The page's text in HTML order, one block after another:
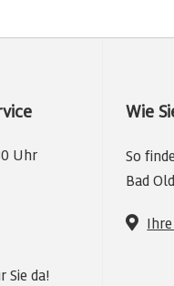
Uhr
Sie da!
Wie
So
Bad